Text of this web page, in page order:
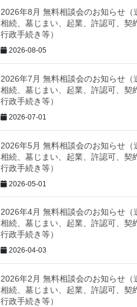
2026年8月 無料相談会のお知らせ（
相続、墓じまい、起業、許認可、契
行政手続き等）
2026-08-05
2026年7月 無料相談会のお知らせ（
相続、墓じまい、起業、許認可、契
行政手続き等）
2026-07-01
2026年5月 無料相談会のお知らせ（
相続、墓じまい、起業、許認可、契
行政手続き等）
2026-05-01
2026年4月 無料相談会のお知らせ（
相続、墓じまい、起業、許認可、契
行政手続き等）
2026-04-03
2026年2月 無料相談会のお知らせ（
相続、墓じまい、起業、許認可、契
行政手続き等）